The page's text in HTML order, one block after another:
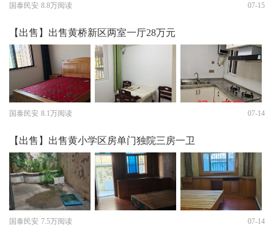
国泰民安 8.8万阅读 07-15
【出售】出售黄桥新区两室一厅28万元
国泰民安 8.1万阅读 07-14
【出售】出售黄小学区房单门独院三房一卫
国泰民安 7.5万阅读 07-14